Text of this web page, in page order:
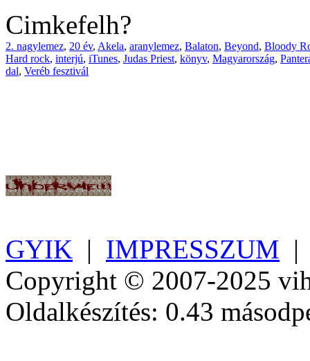
Cimkefelh?
2. nagylemez, 20 év, Akela, aranylemez, Balaton, Beyond, Bloody
Hard rock, interjú, iTunes, Judas Priest, könyv, Magyarország,
dal, Veréb fesztivál
GYIK | IMPRESSZUM
Copyright © 2007-2025
Oldalkészítés: 0.43